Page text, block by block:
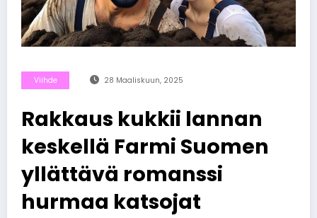
Viihde 28 Maaliskuun, 2025
Rakkaus kukkii lannan
keskellä Farmi Suomen
yllättävä romanssi
hurmaa katsojat